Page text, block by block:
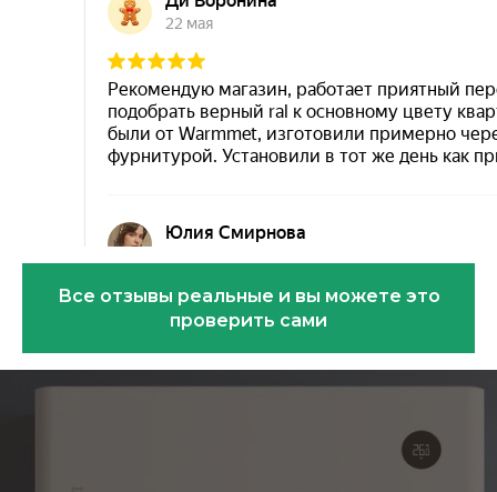
Эковарме на карте Санкт‑Петербурга —
Все отзывы реальные и вы можете это
проверить сами